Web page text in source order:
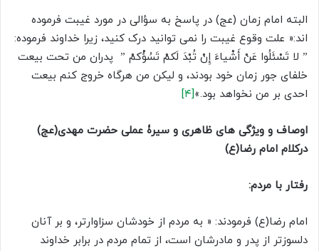
البته امام زمان (عج) در پاسخ به سؤالی در مورد غیبت فرموده
اند:« علت وقوع غیبت را نمی توانید درک کنید، زیرا خداوند فرموده:
” لا تَسْئَلُوا عَنْ أَشْیاءَ إِنْ تُبْدَ لَکمْ تَسُؤْکمْ ” پدران من تحت بیعت
خلفای جور زمان خود بودند، و لیکن من هرگاه خروج کنم بیعت
احدی بر من نخواهد بود.»[۴]
اوصاف و ویژگی های ظاهری و سیرۀ عملی حضرت مهدی(عج)
درکلام امام رضا(ع)
رفتار با مردم:
امام رضا(ع) فرمودند: « به مردم از خودشان سزاوارتر، و بر آنان
دلسوزتر از پدر و مادرشان است، از تمام مردم در برابر خداوند